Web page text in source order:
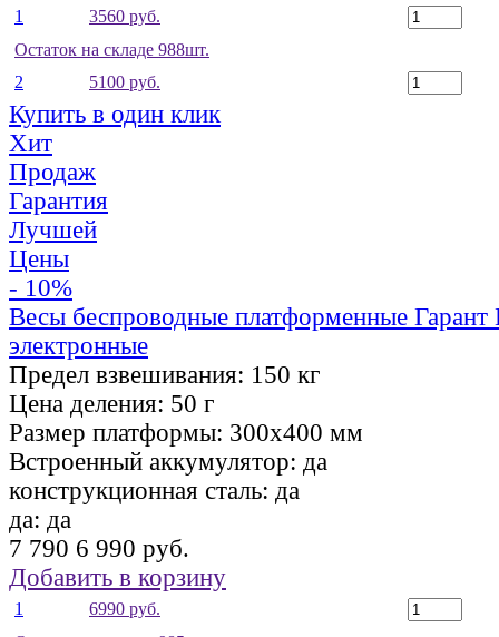
1
3560 руб.
Остаток на складе 988шт.
2
5100 руб.
Купить в один клик
Хит
Продаж
Гарантия
Лучшей
Цены
- 10%
Весы беспроводные платформенные
электронные
Предел взвешивания: 150 кг
Цена деления: 50 г
Размер платформы: 300х400 мм
Встроенный аккумулятор: да
конструкционная сталь: да
да: да
7 790 6 990 руб.
Добавить в корзину
1
6990 руб.